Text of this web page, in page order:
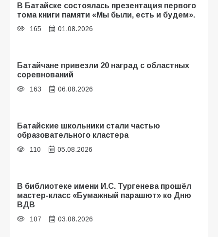
В Батайске состоялась презентация первого
тома книги памяти «Мы были, есть и будем».
165 01.08.2026
Батайчане привезли 20 наград с областных
соревнований
163 06.08.2026
Батайские школьники стали частью
образовательного кластера
110 05.08.2026
В библиотеке имени И.С. Тургенева прошёл
мастер-класс «Бумажный парашют» ко Дню
ВДВ
107 03.08.2026